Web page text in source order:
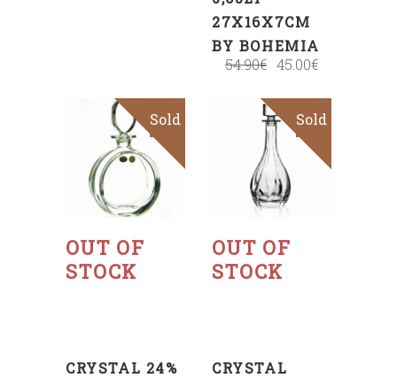
27X16X7CM
BY BOHEMIA
54.90€ 45.00€
OUT OF
STOCK
Sold
Read
CRYSTAL 24%
Sale
OUT OF
STOCK
Sold
Read
CRYSTAL